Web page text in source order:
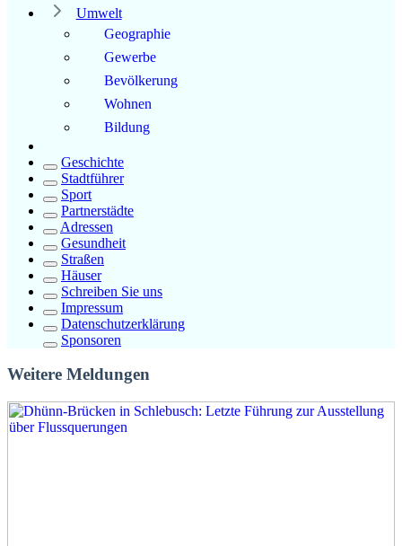
Umwelt
Geographie
Gewerbe
Bevölkerung
Wohnen
Bildung
Geschichte
Stadtführer
Sport
Partnerstädte
Adressen
Gesundheit
Straßen
Häuser
Schreiben Sie uns
Impressum
Datenschutzerklärung
Sponsoren
Weitere Meldungen